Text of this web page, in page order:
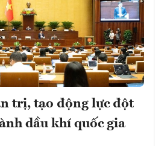
trị, tạo động lực đột
dầu khí quốc gia